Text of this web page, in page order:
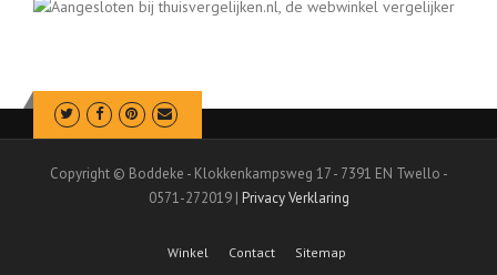
Copyright © Boddeke - Klokkenkampsweg 17 - 7391 EN Twello -
0571-272019 | Privacy Verklaring
Winkel Contact Sitemap